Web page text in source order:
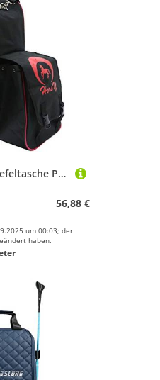
Sport Tent-Reitstiefeltasche Professionelle Reiten Stiefeltasche mit Helmfach Helmtasche Kombitasche Reitstiefel Reittasche Schwarz Schwarz/Rot
56,88 €
um 00:03; der
haben.